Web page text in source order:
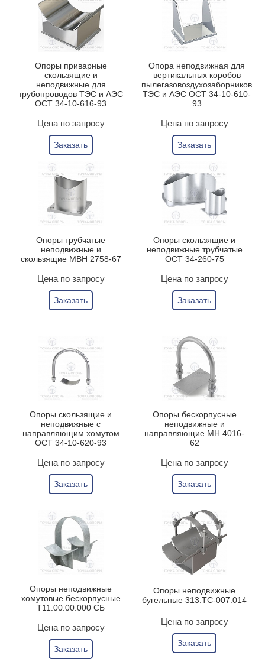
Опоры приварные
скользящие и
неподвижные для
трубопроводов ТЭС и АЭС
ОСТ 34-10-616-93
Цена по запросу
Заказать
Опора неподвижная для
вертикальных коробов
пылегазовоздухозаборников
ТЭС и АЭС ОСТ 34-10-610-
93
Цена по запросу
Заказать
Опоры трубчатые
неподвижные и
скользящие МВН 2758-67
Цена по запросу
Заказать
Опоры скользящие и
неподвижные трубчатые
ОСТ 34-260-75
Цена по запросу
Заказать
Опоры скользящие и
неподвижные с
направляющим хомутом
ОСТ 34-10-620-93
Цена по запросу
Заказать
Опоры бескорпусные
неподвижные и
направляющие МН 4016-
62
Цена по запросу
Заказать
Опоры неподвижные
хомутовые бескорпусные
Т11.00.00.000 СБ
Цена по запросу
Заказать
Опоры неподвижные
бугельные 313.ТС-007.014
Цена по запросу
Заказать